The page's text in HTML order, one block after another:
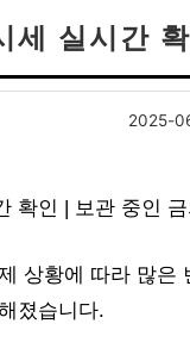
세 실시간
2025-
확인 | 보관 중인
상황에 따라 많
졌습니다.